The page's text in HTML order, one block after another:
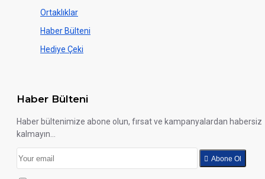
Ortaklıklar
Haber Bülteni
Hediye Çeki
Haber Bülteni
Haber bültenimize abone olun, fırsat ve kampanyalardan habersiz
kalmayın...
Abone Ol